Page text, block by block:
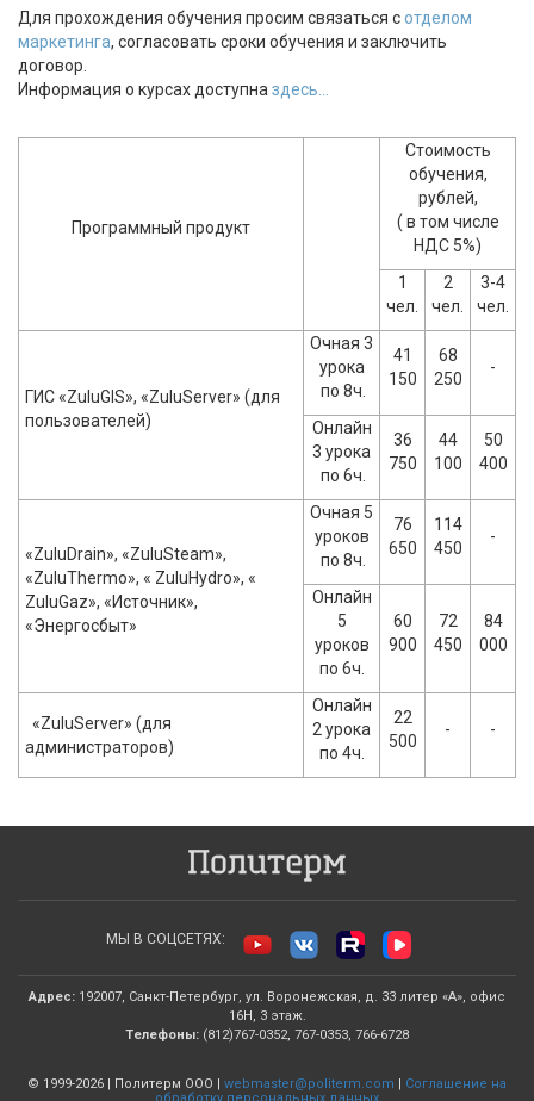
Для прохождения обучения просим связаться сотделом
маркетинга, согласовать сроки обучения и заключить
договор.
Информация о курсах доступна здесь...
Программный продукт
Стоимость
обучения,
рублей,
( в том числе
НДС 5%)
1
чел.
2
чел.
3-4
чел.
ГИС «ZuluGIS», «ZuluServer» (для
пользователей)
Очная 3
урока
по 8ч.
41
150
68
250
-
Онлайн
3 урока
по 6ч.
36
750
44
100
50
400
«ZuluDrain», «ZuluSteam»,
«ZuluThermo», « ZuluHydro», «
ZuluGaz», «Источник»,
«Энергосбыт»
Очная 5
уроков
по 8ч.
76
650
114
450
-
Онлайн
5
уроков
по 6ч.
60
900
72
450
84
000
«ZuluServer» (для
администраторов)
Онлайн
2 урока
по 4ч.
22
500
- -
МЫ В СОЦСЕТЯХ:
Адрес: 192007, Санкт-Петербург, ул. Воронежская, д. 33 литер «А», офис
16Н, 3 этаж.
Телефоны: (812)767-0352, 767-0353, 766-6728
© 1999-2026 | Политерм ООО | webmaster@politerm.com | Соглашение на